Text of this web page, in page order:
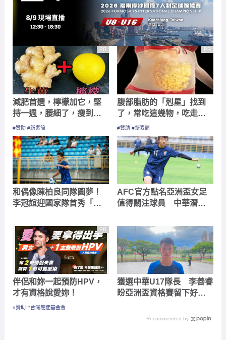
PR
減肥首選，檸檬加它，堅
持一週，腰細了，瘦到你
懷疑人生
#贊助 #新素簡
PR
腹部脂肪的「剋星」找到
了，常吃這幾物，吃走大
肚囊，瘦出小蠻腰
#贊助 #新素簡
和偶像陳柏良同隊圓夢！
李冠誼迎國家隊首秀「是
升拚先發
AFC官方點名亞洲盃女足
值得關注球員 中華潛力
PR
伴侶和妳一起預防HPV，
才有資格說愛妳！
#贊助 #台灣癌症基金會
獲選中華U17隊長 李善睿
盼亞洲盃資格賽留下好表
Recommended by